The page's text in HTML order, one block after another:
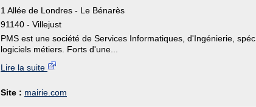
1 Allée de Londres - Le Bénarès
91140 - Villejust
PMS est une société de Services Informatiques, d'Ingénierie,
logiciels métiers. Forts d'une...
Lire la suite
Site : mairie.com